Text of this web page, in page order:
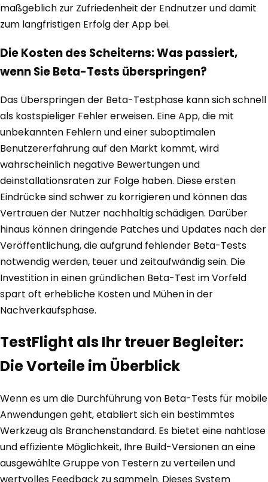
maßgeblich zur Zufriedenheit der Endnutzer und damit
zum langfristigen Erfolg der App bei.
Die Kosten des Scheiterns: Was passiert,
wenn Sie Beta-Tests überspringen?
Das Überspringen der Beta-Testphase kann sich schnell
als kostspieliger Fehler erweisen. Eine App, die mit
unbekannten Fehlern und einer suboptimalen
Benutzererfahrung auf den Markt kommt, wird
wahrscheinlich negative Bewertungen und
deinstallationsraten zur Folge haben. Diese ersten
Eindrücke sind schwer zu korrigieren und können das
Vertrauen der Nutzer nachhaltig schädigen. Darüber
hinaus können dringende Patches und Updates nach der
Veröffentlichung, die aufgrund fehlender Beta-Tests
notwendig werden, teuer und zeitaufwändig sein. Die
Investition in einen gründlichen Beta-Test im Vorfeld
spart oft erhebliche Kosten und Mühen in der
Nachverkaufsphase.
TestFlight als Ihr treuer Begleiter:
Die Vorteile im Überblick
Wenn es um die Durchführung von Beta-Tests für mobile
Anwendungen geht, etabliert sich ein bestimmtes
Werkzeug als Branchenstandard. Es bietet eine nahtlose
und effiziente Möglichkeit, Ihre Build-Versionen an eine
ausgewählte Gruppe von Testern zu verteilen und